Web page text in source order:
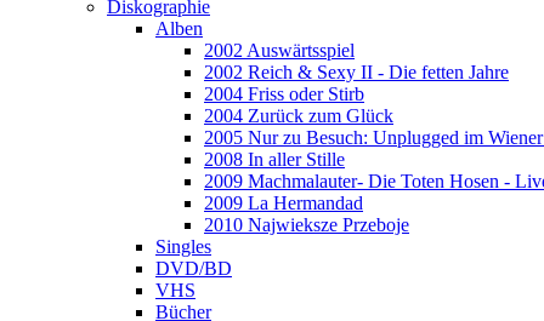
Diskographie
Alben
2002 Auswärtsspiel
2002 Reich & Sexy II - Die fetten Jahre
2004 Friss oder Stirb
2004 Zurück zum Glück
2005 Nur zu Besuch: Unplugged im
2008 In aller Stille
2009 Machmalauter- Die Toten Hosen -
2009 La Hermandad
2010 Najwieksze Przeboje
Singles
DVD/BD
VHS
Bücher